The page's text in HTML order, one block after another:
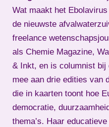
Wat maakt het
de nieuwste
freelance
als Chemie Magazine,
& Inkt, en is columnist bij
mee aan drie edities van
die in kaarten toont hoe
democratie,
thema’s. Haar